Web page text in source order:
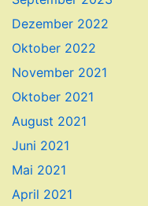
Dezember 2022
Oktober 2022
November 2021
Oktober 2021
August 2021
Juni 2021
Mai 2021
April 2021